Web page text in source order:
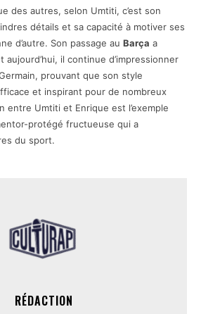
des autres, selon Umtiti, c’est son
détails et sa capacité à motiver ses
d’autre. Son passage au Barça a
il continue d’impressionner
prouvant que son style
et inspirant pour de nombreux
entre Umtiti et Enrique est l’exemple
protégé fructueuse qui a
du sport.
RÉDACTION